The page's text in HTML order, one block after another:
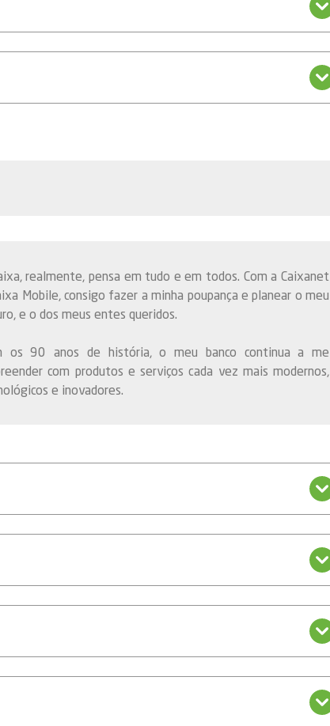
realmente, pensa em tudo e em todos. Com a Caixanet
Mobile, consigo fazer a minha poupança e planear o meu
e o dos meus entes queridos.
os 90 anos de história, o meu banco continua a me
com produtos e serviços cada vez mais modernos,
e inovadores.